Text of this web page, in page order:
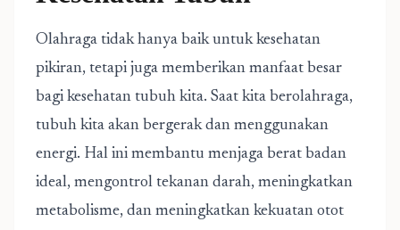
Olahraga tidak hanya baik untuk kesehatan
pikiran, tetapi juga memberikan manfaat besar
bagi kesehatan tubuh kita. Saat kita berolahraga,
tubuh kita akan bergerak dan menggunakan
energi. Hal ini membantu menjaga berat badan
ideal, mengontrol tekanan darah, meningkatkan
metabolisme, dan meningkatkan kekuatan otot